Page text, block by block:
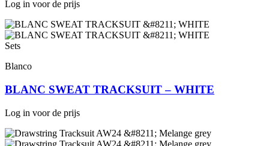
Log in voor de prijs
Sets
Blanco
BLANC SWEAT TRACKSUIT – WHITE
Log in voor de prijs